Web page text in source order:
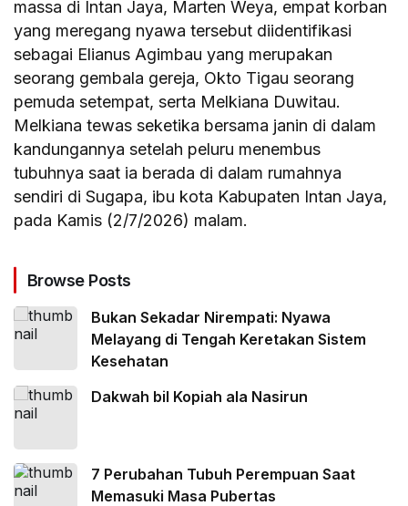
massa di Intan Jaya, Marten Weya, empat korban
yang meregang nyawa tersebut diidentifikasi
sebagai Elianus Agimbau yang merupakan
seorang gembala gereja, Okto Tigau seorang
pemuda setempat, serta Melkiana Duwitau.
Melkiana tewas seketika bersama janin di dalam
kandungannya setelah peluru menembus
tubuhnya saat ia berada di dalam rumahnya
sendiri di Sugapa, ibu kota Kabupaten Intan Jaya,
pada Kamis (2/7/2026) malam.
Browse Posts
Bukan Sekadar Nirempati: Nyawa
Melayang di Tengah Keretakan Sistem
Kesehatan
Dakwah bil Kopiah ala Nasirun
7 Perubahan Tubuh Perempuan Saat
Memasuki Masa Pubertas